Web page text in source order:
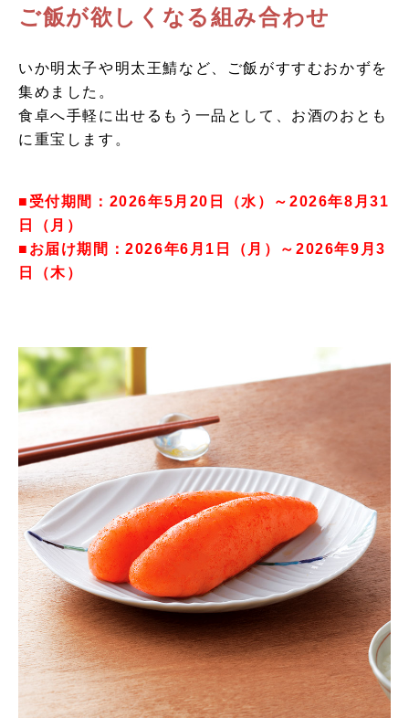
ご飯が欲しくなる組み合わせ
いか明太子や明太王鯖など、ご飯がすすむおかずを
集めました。
食卓へ手軽に出せるもう一品として、お酒のおとも
に重宝します。
■受付期間：2026年5月20日（水）～2026年8月31
日（月）
■お届け期間：2026年6月1日（月）～2026年9月3
日（木）